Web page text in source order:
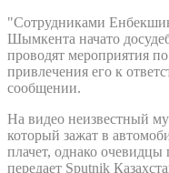
"Сотрудниками
Шымкента начато
проводят мероприятия
привлечения его к
сообщении.
На видео неизвестный
который зажат в
плачет, однако очевидцы
передает Sputnik